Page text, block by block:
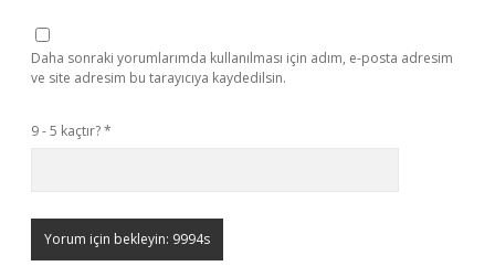
Daha sonraki yorumlarımda kullanılması için adım, e-posta adresim
ve site adresim bu tarayıcıya kaydedilsin.
9 - 5 kaçtır?*